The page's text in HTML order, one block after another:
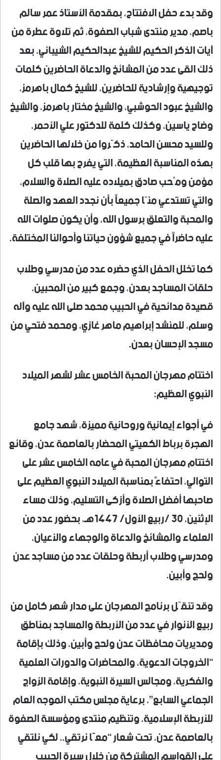
وقد بدء حفل الافتتاح، بمقدمة الأستاذ عمر سالم
باصم، مدير منتدى شباب الصفوة، ثم تلاوة عطرة من
آيات الذكر الحكيم للشيخ عبدالحكيم الشيباني، بعد
ذلك القى عدد من المشائخ والدعاة الحاضرين كلمات
توجيهية وإرشادية للحاضرين، للشيخ كمال باهرمز،
والشيخ عبود الحوشبي، والشيخ مختار باهرمز، والشيخ
وضاح ياسين، وكذلك كلمة للدكتور علي الأحمر،
وللسيد محسن الحامد، ذكّروا من خلالها الحاضرين
بهذه المناسبة العظيمة، التي يفرح بها قلب كل
مؤمن ومُحب صادق بميلاده عليه الصلاة والسلام،
والتي تستدعي منّا جميعاً بأن نجدد العهد والصلة
والمحبة والتعلق برسول الله، وأن يكون صلوات الله
عليه حاضراً في جميع شؤون حياتنا وأحوالنا المختلفة.
كما تخلل الحفل الذي حضره عدد من مدرسي وطلاب
حلقات المساجد بعدن، وجمع كبير من المحبين،
قصيدة مدائحية في الحبيب محمد صلى الله عليه وآله
وسلم، للمنشد إبراهيم ماهر غازي، ومحمد فتحي من
مسجد الإحسان بعدن.
اختتام مهرجان المحبة الخامس عشر لشهر الميلاد
النبوي العظيم:
في أجواء إيمانية وروحانية مميزة، شهد جامع
الهجرة برباط الكعيتي المحضار بالعاصمة عدن، وقائع
اختتام مهرجان المحبة في عامه الخامس عشر على
التوالي، احتفاءً بمناسبة الميلاد النبوي العظيم على
صاحبها أفضل الصلاة وأزكى التسليم، وذلك مساء
الإثنين، 30 /ربيع الأول/ 1447هـ، بحضور عدد من
العلماء والمشائخ والدعاة والوجهاء والأعيان،
ومدرسي وطلاب أربطة وحلقات عدد من مساجد عدن
ولحج وأبين.
وقد تنقّل برنامج المهرجان على مدار شهر كامل من
ربيع الأنوار في عدد من الأربطة والمساجد بمناطق
ومديريات محافظات عدن ولحج وأبين، وذلك بإقامة
“الخروجات الدعوية، والمحاضرات والدورات العلمية
والفكرية، ومجالس السيرة النبوية، وإقامة الزواج
الجماعي السابع”، برعاية مجلس مكتب الموجه العام
للأربطة الإسلامية، وتنظيم منتدى ومؤسسة الصفوة
بالعاصمة عدن، تحت شعار “معًا نرتقي.. لكي نلتقي